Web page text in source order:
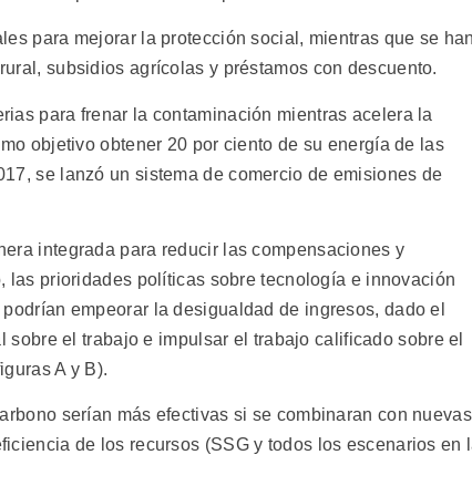
para mejorar la protección social, mientras que se
subsidios agrícolas y préstamos con descuento.
para frenar la contaminación mientras acelera la
objetivo obtener 20 por ciento de su energía de las
se lanzó un sistema de comercio de emisiones de
integrada para reducir las compensaciones y
prioridades políticas sobre tecnología e innovación
empeorar la desigualdad de ingresos, dado el
el trabajo e impulsar el trabajo calificado sobre el
A y B).
serían más efectivas si se combinaran con nuevas
de los recursos (SSG y todos los escenarios en